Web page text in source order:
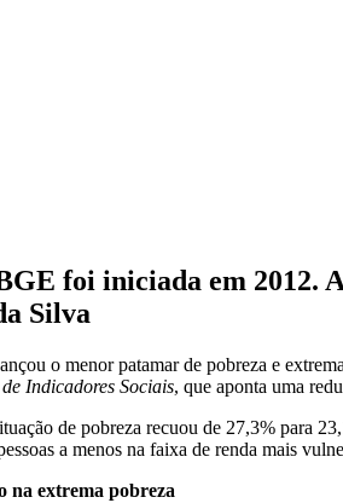
foi iniciada em 2012.
o menor patamar de pobreza e
de Indicadores Sociais, que aponta uma
de pobreza recuou de 27,3% para
a menos na faixa de renda mais
na extrema pobreza